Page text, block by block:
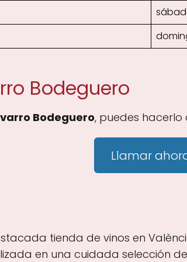
Bodeguero
Bodeguero, puedes
Llamar
tienda de vinos en
en una cuidada selección